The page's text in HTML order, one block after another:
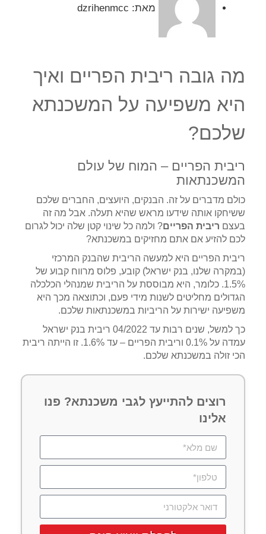
מאת: dzrihenmcc
מה גובה ריבית הפריים ואיך
היא משפיעה על המשכנתא
שלכם?
ריבית הפריים – המוח של עולם
המשכנתאות
כולם מדברים על זה. הבנקים, היועצים, החברים שלכם
ששיחקו אותה שידעו מראש שהיא תעלה. אבל מה זה
בעצם ריבית הפריים? ולמה כל שינוי קטן שלה יכול לגרום
לכם להזיע אם אתם מחזיקים במשכנתא?
ריבית הפריים היא למעשה הריבית שהבנק המרכזי
(במקרה שלנו, בנק ישראל) קובע, פלוס מרווח קבוע של
1.5%. כלומר, היא מבוססת על הריבית שמנהלי הכלכלה
הגדולים מחליטים לשנות מידי פעם, וכתוצאה מכך היא
משפיעה ישירות על הריביות במשכנתאות שלכם.
כך למשל, שנים רבות עד 04/2022 ריבית בנק ישראל
עמדה על 0.1% וריבית הפריים – עד 1.6%. זו הייתה ריבית
הכי זולה במשכנתא שלכם.
רוצים להתייעץ לגבי משכנתא? פנו
אלינו